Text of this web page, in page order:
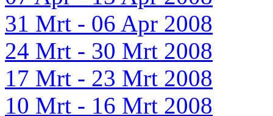
31 Mrt - 06 Apr 2008
24 Mrt - 30 Mrt 2008
17 Mrt - 23 Mrt 2008
10 Mrt - 16 Mrt 2008